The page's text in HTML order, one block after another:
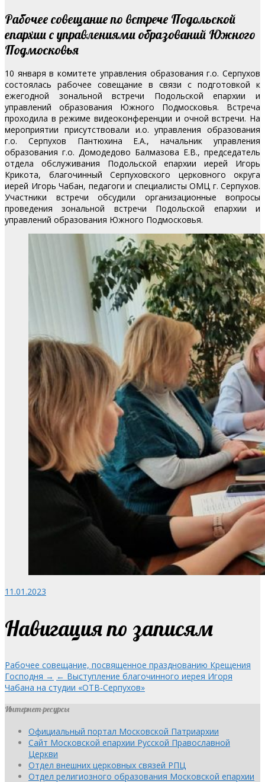
Рабочее совещание по встрече Подольской
епархии с управлениями образований Южного
Подмосковья
10 января в комитете управления образования г.о. Серпухов
состоялась рабочее совещание в связи с подготовкой к
ежегодной зональной встречи Подольской епархии и
управлений образования Южного Подмосковья. Встреча
проходила в режиме видеоконференции и очной встречи. На
мероприятии присутствовали и.о. управления образования
г.о. Серпухов Пантюхина Е.А., начальник управления
образования г.о. Домодедово Балмазова Е.В., председатель
отдела обслуживания Подольской епархии иерей Игорь
Крикота, благочинный Серпуховского церковного округа
иерей Игорь Чабан, педагоги и специалисты ОМЦ г. Серпухов.
Участники встречи обсудили организационные вопросы
проведения зональной встречи Подольской епархии и
управлений образования Южного Подмосковья.
11.01.2023
Навигация по записям
Рабочее совещание, посвященное празднованию Крещения
Господня → ← Выступление благочинного иерея Игоря
Чабана на студии «ОТВ-Серпухов»
Интернет-ресурсы
Официальный портал Московской Патриархии
Сайт Московской епархии Русской Православной
Церкви
Отдел внешних церковных связей РПЦ
Отдел религиозного образования Московской епархии